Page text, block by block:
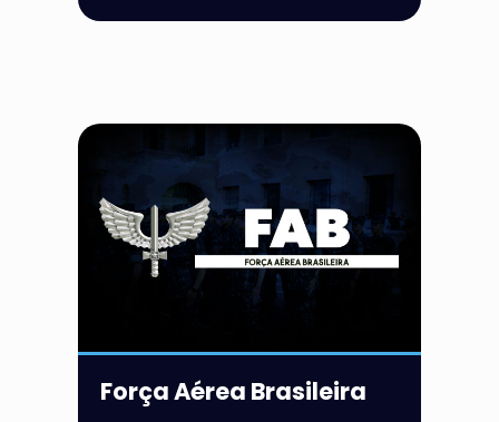
Força Aérea Brasileira